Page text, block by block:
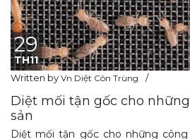
29
TH11
Written by Vn Diệt Côn Trùng
Diệt mối tận gốc cho
sản
Diệt mối tận gốc cho những